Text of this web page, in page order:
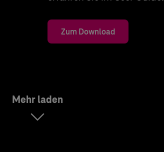
Zum Download
Mehr laden